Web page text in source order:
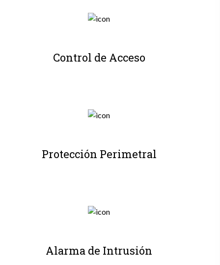
Control de Acceso
Protección Perimetral
Alarma de Intrusión